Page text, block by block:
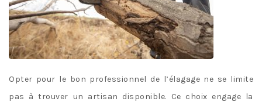
Opter pour le bon professionnel de l’élagage ne se limite
pas à trouver un artisan disponible. Ce choix engage la